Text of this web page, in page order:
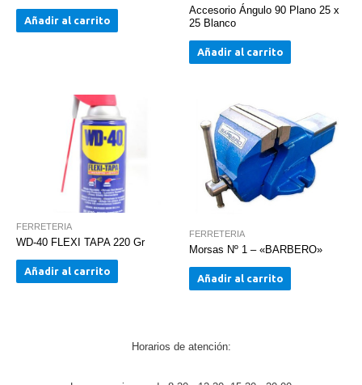
Añadir al carrito
Accesorio Ángulo 90 Plano 25 x
25 Blanco
Añadir al carrito
FERRETERIA
WD-40 FLEXI TAPA 220 Gr
Añadir al carrito
FERRETERIA
Morsas Nº 1 – «BARBERO»
Añadir al carrito
Horarios de atención: